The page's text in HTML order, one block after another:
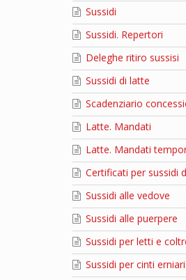
Sussidi
Sussidi. Repertori
Deleghe ritiro sussisi
Sussidi di latte
Scadenziario
Latte. Mandati
Latte. Mandati
Certificati per sussidi
Sussidi alle vedove
Sussidi alle puerpere
Sussidi per letti e
Sussidi per cinti erniari